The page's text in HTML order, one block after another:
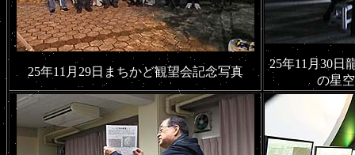
25年11月29日まちかど観望会記念写真
25年11月30日
の星